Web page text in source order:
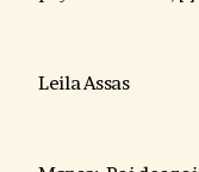
Leila Assas